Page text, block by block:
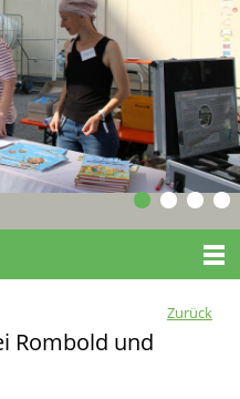
Zurück
Rombold und